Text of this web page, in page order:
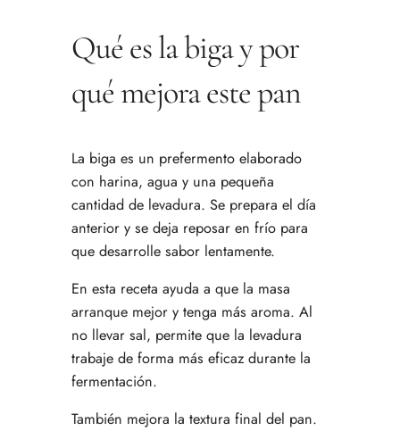
Qué es la biga y por
qué mejora este pan
La biga es un prefermento elaborado
con harina, agua y una pequeña
cantidad de levadura. Se prepara el día
anterior y se deja reposar en frío para
que desarrolle sabor lentamente.
En esta receta ayuda a que la masa
arranque mejor y tenga más aroma. Al
no llevar sal, permite que la levadura
trabaje de forma más eficaz durante la
fermentación.
También mejora la textura final del pan.